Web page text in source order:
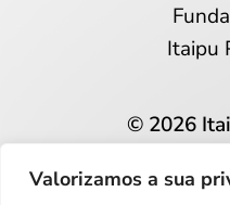
Valorizamos a sua
Itaipu
© 2026
Privacidade e